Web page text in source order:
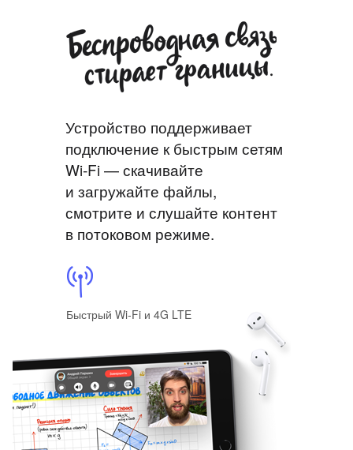
Устройство поддерживает
подключение к быстрым сетям
Wi‑Fi — скачивайте
и загружайте файлы,
смотрите и слушайте контент
в потоковом режиме.
Быстрый Wi‑Fi и 4G LTE